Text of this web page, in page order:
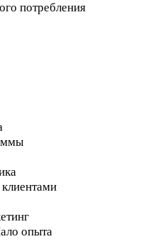
потребления
опыта